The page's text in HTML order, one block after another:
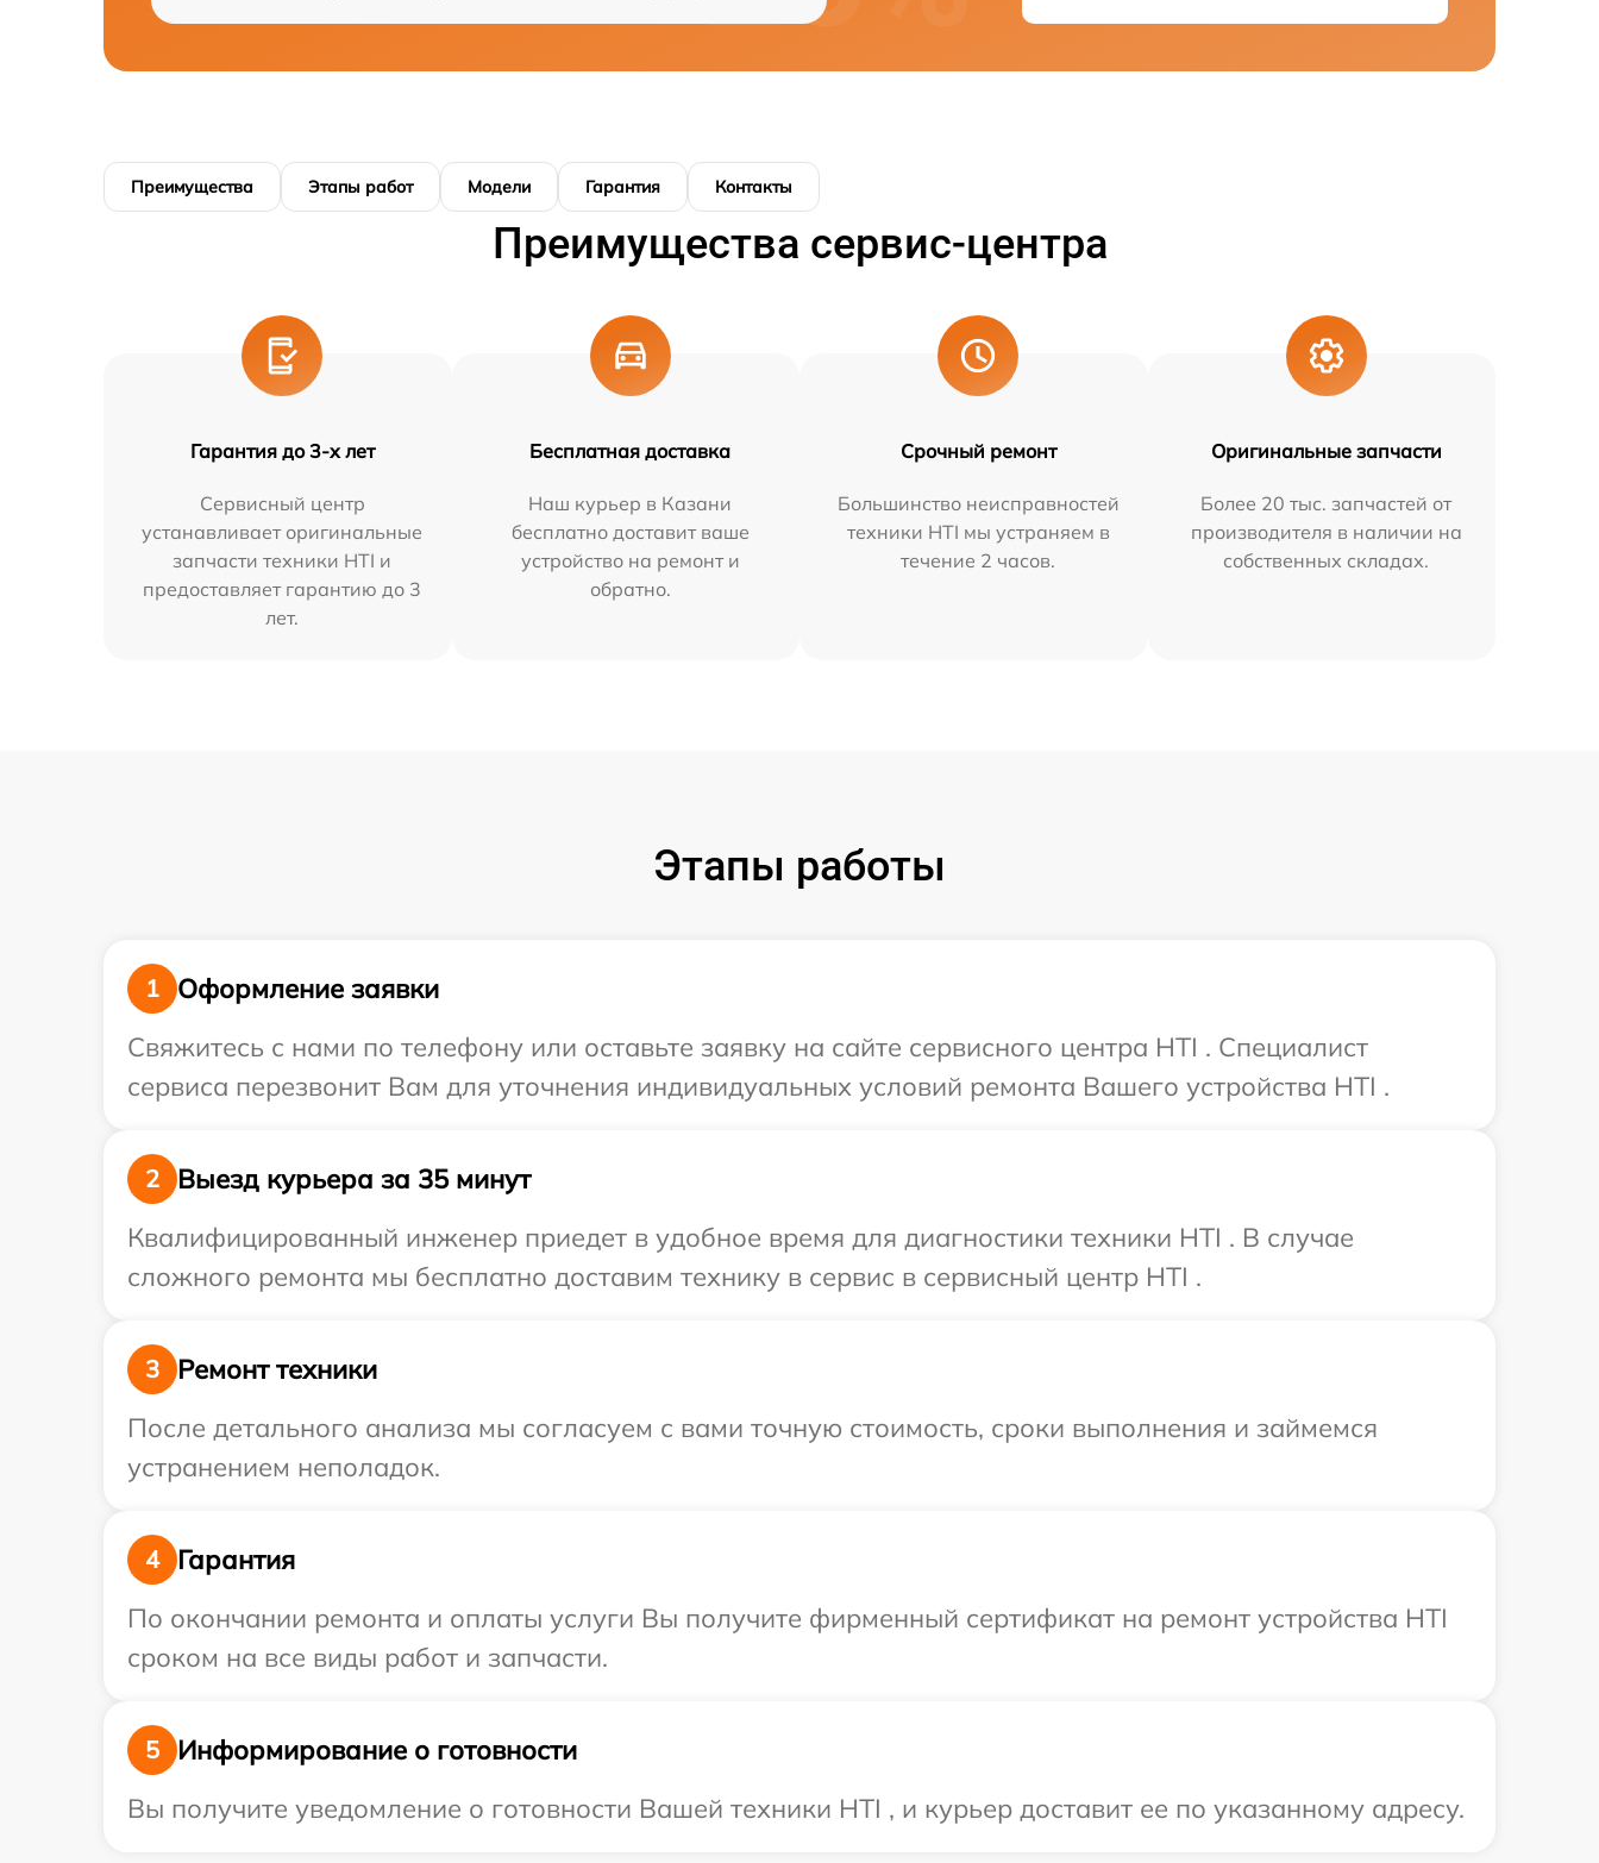
Преимущества Этапы работ Модели Гарантия Контакты
Преимущества сервис-центра
Гарантия до 3-х лет
Сервисный центр
устанавливает оригинальные
запчасти техники HTI и
предоставляет гарантию до 3
лет.
Бесплатная доставка
Наш курьер в Казани
бесплатно доставит ваше
устройство на ремонт и
обратно.
Срочный ремонт
Большинство неисправностей
техники HTI мы устраняем в
течение 2 часов.
Оригинальные запчасти
Более 20 тыс. запчастей от
производителя в наличии на
собственных складах.
Этапы работы
1
Оформление заявки
Свяжитесь с нами по телефону или оставьте заявку на сайте сервисного центра HTI . Специалист
сервиса перезвонит Вам для уточнения индивидуальных условий ремонта Вашего устройства HTI .
2
Выезд курьера за 35 минут
Квалифицированный инженер приедет в удобное время для диагностики техники HTI . В случае
сложного ремонта мы бесплатно доставим технику в сервис в сервисный центр HTI .
3
Ремонт техники
После детального анализа мы согласуем с вами точную стоимость, сроки выполнения и займемся
устранением неполадок.
4
Гарантия
По окончании ремонта и оплаты услуги Вы получите фирменный сертификат на ремонт устройства HTI
сроком на все виды работ и запчасти.
5
Информирование о готовности
Вы получите уведомление о готовности Вашей техники HTI , и курьер доставит ее по указанному адресу.